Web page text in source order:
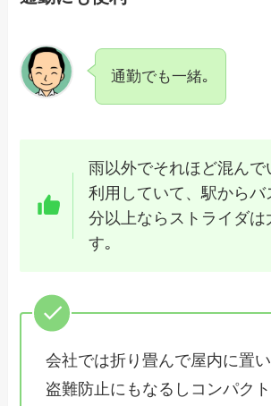
通勤でも一緒｡
雨以外でそれほど混んで
利用していて、駅からバ
分以上ならストライダは
す｡
会社では折り畳んで屋内に置い
盗難防止にもなるしコンパク